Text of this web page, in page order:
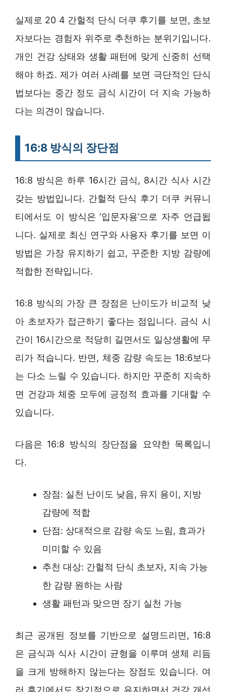
실제로 20 4 간헐적 단식 더쿠 후기를 보면, 초보
자보다는 경험자 위주로 추천하는 분위기입니다.
개인 건강 상태와 생활 패턴에 맞게 신중히 선택
해야 하죠. 제가 여러 사례를 보면 극단적인 단식
법보다는 중간 정도 금식 시간이 더 지속 가능하
다는 의견이 많습니다.
16:8 방식의 장단점
16:8 방식은 하루 16시간 금식, 8시간 식사 시간
갖는 방법입니다. 간헐적 단식 후기 더쿠 커뮤니
티에서도 이 방식은 ‘입문자용’으로 자주 언급됩
니다. 실제로 최신 연구와 사용자 후기를 보면 이
방법은 가장 유지하기 쉽고, 꾸준한 지방 감량에
적합한 전략입니다.
16:8 방식의 가장 큰 장점은 난이도가 비교적 낮
아 초보자가 접근하기 좋다는 점입니다. 금식 시
간이 16시간으로 적당히 길면서도 일상생활에 무
리가 적습니다. 반면, 체중 감량 속도는 18:6보다
는 다소 느릴 수 있습니다. 하지만 꾸준히 지속하
면 건강과 체중 모두에 긍정적 효과를 기대할 수
있습니다.
다음은 16:8 방식의 장단점을 요약한 목록입니
다.
장점: 실천 난이도 낮음, 유지 용이, 지방
감량에 적합
단점: 상대적으로 감량 속도 느림, 효과가
미미할 수 있음
추천 대상: 간헐적 단식 초보자, 지속 가능
한 감량 원하는 사람
생활 패턴과 맞으면 장기 실천 가능
최근 공개된 정보를 기반으로 설명드리면, 16:8
은 금식과 식사 시간이 균형을 이루며 생체 리듬
을 크게 방해하지 않는다는 장점도 있습니다. 여
러 후기에서도 장기적으로 유지하면서 건강 개선